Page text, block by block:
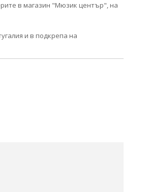
в магазин "Мюзик център", на
и в подкрепа на